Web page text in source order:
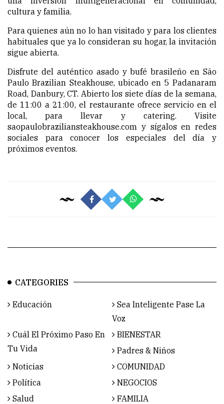
cultura y familia.
Para quienes aún no lo han visitado y para los clientes
habituales que ya lo consideran su hogar, la invitación
sigue abierta.
Disfrute del auténtico asado y bufé brasileño en São
Paulo Brazilian Steakhouse, ubicado en 5 Padanaram
Road, Danbury, CT. Abierto los siete días de la semana,
de 11:00 a 21:00, el restaurante ofrece servicio en el
local, para llevar y catering. Visite
saopaulobraziliansteakhouse.com y sígalos en redes
sociales para conocer los especiales del día y
próximos eventos.
CATEGORIES
Educación
Sea Inteligente Pase La
Voz
Cuál El Próximo Paso En
Tu Vida
BIENESTAR
Padres & Niños
Noticias
COMUNIDAD
Política
NEGOCIOS
Salud
FAMILIA